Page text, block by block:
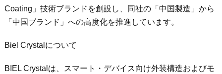
Coating」技術ブランドを創設し、同社の「中国製造」から
「中国ブランド」への高度化を推進しています。
Biel Crystalについて
BIEL Crystalは、スマート・デバイス向け外装構造およびモ